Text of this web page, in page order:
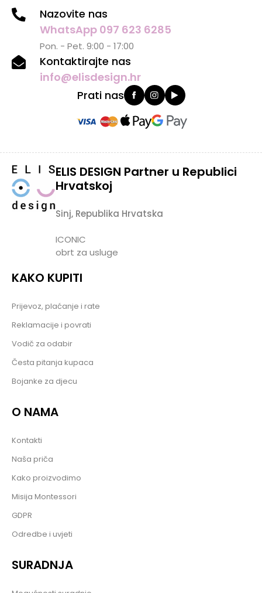
Nazovite nas
WhatsApp 097 623 6285
Pon. - Pet. 9:00 - 17:00
Kontaktirajte nas
info@elisdesign.hr
Prati nas
ELIS DESIGN Partner u Republici
Hrvatskoj
Sinj, Republika Hrvatska
ICONIC
obrt za usluge
KAKO KUPITI
Prijevoz, plaćanje i rate
Reklamacije i povrati
Vodič za odabir
Česta pitanja kupaca
Bojanke za djecu
O NAMA
Kontakti
Naša priča
Kako proizvodimo
Misija Montessori
GDPR
Odredbe i uvjeti
SURADNJA